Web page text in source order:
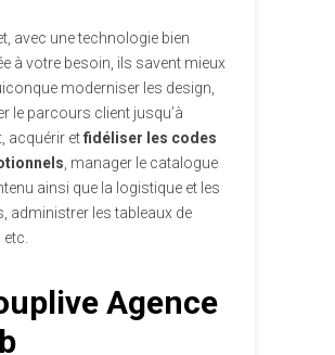
avec une technologie bien
à votre besoin, ils savent mieux
moderniser les design,
le parcours client jusqu’à
acquérir etfidéliser les codes
, manager le catalogue
ainsi que la logistique et les
administrer les tableaux de
etc.
Agence